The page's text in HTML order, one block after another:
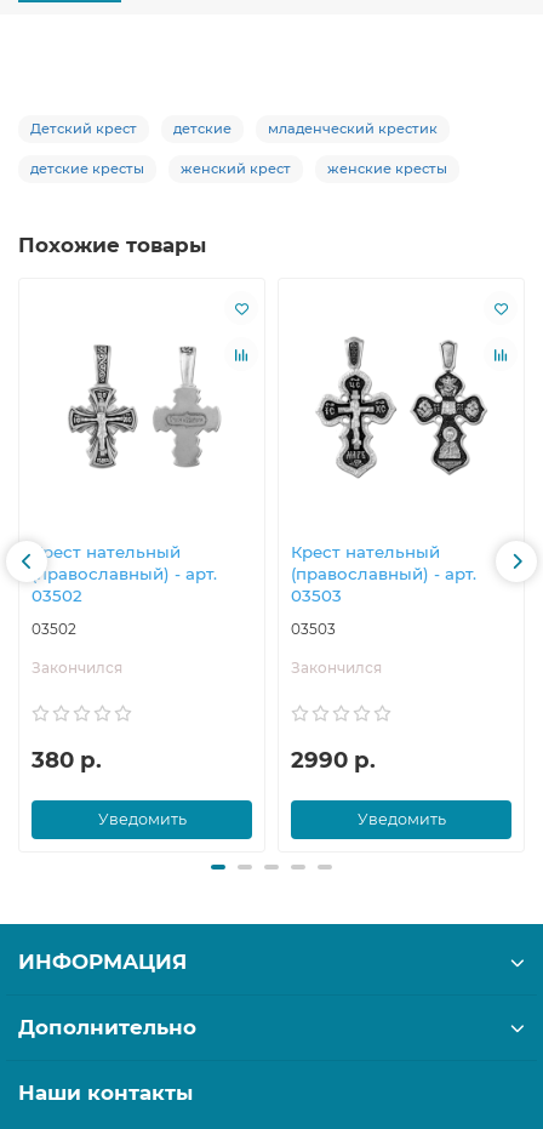
Детский крест детские младенческий крестик
детские кресты женский крест женские кресты
Похожие товары
Крест нательный
(православный) - арт.
03502
03502
Закончился
380 р.
Уведомить
Крест нательный
(православный) - арт.
03503
03503
Закончился
2990 р.
Уведомить
ИНФОРМАЦИЯ
Дополнительно
Наши контакты